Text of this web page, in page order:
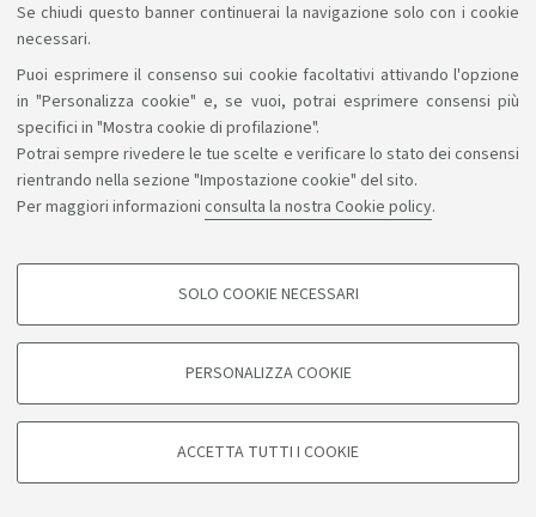
Se chiudi questo banner continuerai la navigazione solo con i cookie
necessari.
Puoi esprimere il consenso sui cookie facoltativi attivando l'opzione
in "Personalizza cookie" e, se vuoi, potrai esprimere consensi più
specifici in "Mostra cookie di profilazione".
Potrai sempre rivedere le tue scelte e verificare lo stato dei consensi
rientrando nella sezione "Impostazione cookie" del sito.
Per maggiori informazioni consulta la nostra Cookie policy.
COOKIE DI PROFILAZIONE - FACOLTATIVI
degli utenti, creare profili in base al loro comportamento sul sito, per analisi
di marketing.
Google/Youtube Video
SOLO COOKIE NECESSARI
PERSONALIZZA COOKIE
ACCETTA TUTTI I COOKIE
Sosteniamo il diritto alla conoscenza
Seguici su:
Bologna - Via Zamboni, 33 - 40126 Bologna - PI: 01131710376 -
CF: 80007010376
Note legali Informazioni sul sito e accessibilità
Impostazioni cookie